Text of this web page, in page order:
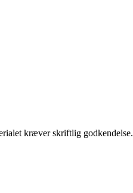
kræver skriftlig godkendelse.